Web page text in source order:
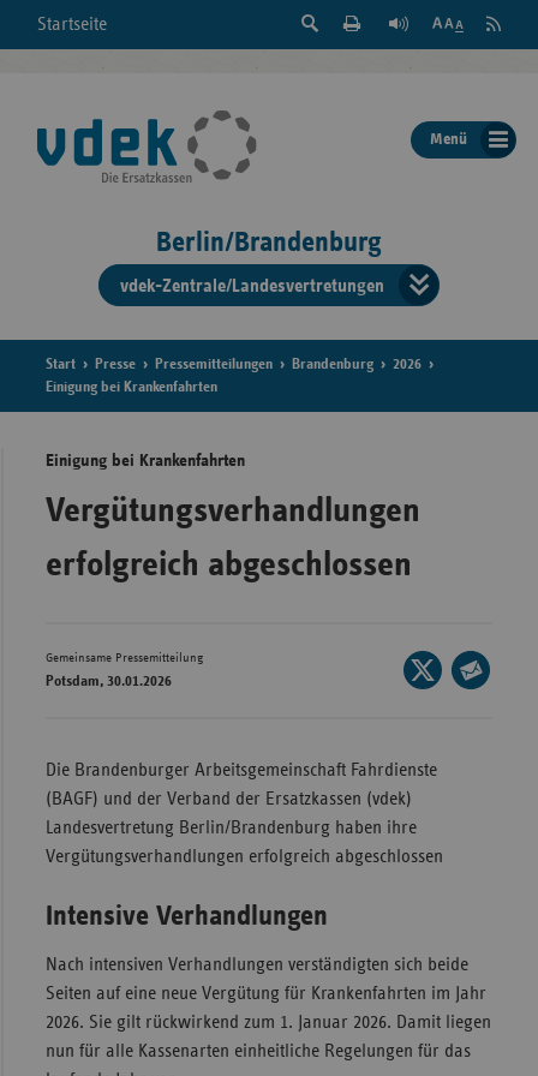
Startseite
Suche
der
Seite
Feed
Menü
Berlin/Brandenburg
vdek-Zentrale/Landesvertretungen
der
Start Presse Pressemitteilungen Brandenburg
2026
Einigung bei Krankenfahrten
Einigung bei Krankenfahrten
Vergütungsverhandlungen
erfolgreich abgeschlossen
Gemeinsame Pressemitteilung
Potsdam, 30.01.2026
Seite
auf
Die Brandenburger Arbeitsgemeinschaft Fahrdienste
(BAGF) und der Verband der Ersatzkassen (vdek)
Landesvertretung Berlin/Brandenburg haben ihre
Vergütungsverhandlungen erfolgreich abgeschlossen
Intensive Verhandlungen
Nach intensiven Verhandlungen verständigten sich beide
Seiten auf eine neue Vergütung für Krankenfahrten im Jahr
2026. Sie gilt rückwirkend zum 1. Januar 2026. Damit liegen
nun für alle Kassenarten einheitliche Regelungen für das